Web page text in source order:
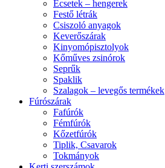
Ecsetek – hengerek
Festő létrák
Csiszoló anyagok
Keverőszárak
Kinyomópisztolyok
Kőműves zsinórok
Seprűk
Spaklik
Szalagok – levegős termékek
Fúrószárak
Fafúrók
Fémfúrók
Kőzetfúrók
Tiplik, Csavarok
Tokmányok